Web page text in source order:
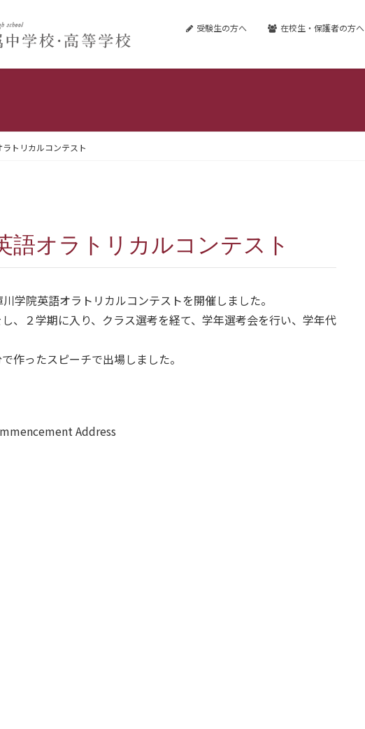
受験生の方へ 在校生・保護者の方へ
トリカルコンテスト
語オラトリカルコンテスト
学院英語オラトリカルコンテストを開催しました。
、２学期に入り、クラス選考を経て、学年選考会を行い、学年代
作ったスピーチで出場しました。
Address